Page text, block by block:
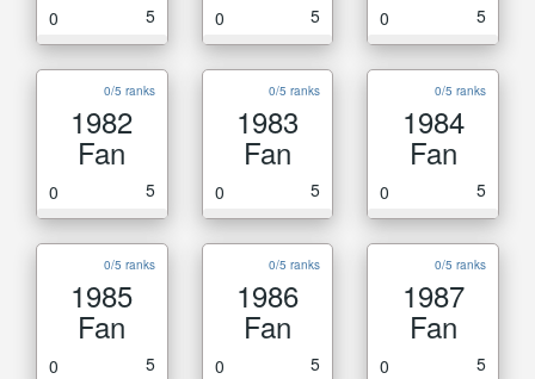
0 5 0 5 0 5
0/5 ranks
1982
Fan
0 5
0/5 ranks
1983
Fan
0 5
0/5 ranks
1984
Fan
0 5
0/5 ranks
1985
Fan
0 5
0/5 ranks
1986
Fan
0 5
0/5 ranks
1987
Fan
0 5